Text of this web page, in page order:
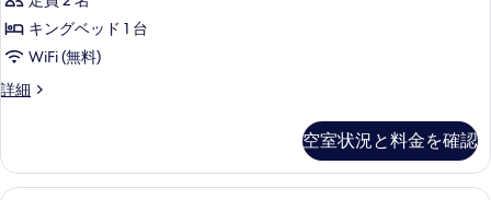
表
示
す
る
ド
付
き
の
べ
て
き
の
詳
細
ッ
ド
1
台
の
ベ
ッ
1
の
詳
ー
ド
ル
キ
ン
キングベッド 1 台
WiFi (無料)
詳細
ス
ー
ド
空室状況と料金を確認
羽毛の掛け布団、セーフティボック